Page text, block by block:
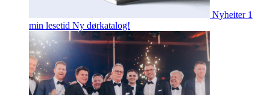
Nyheiter 1
min lesetid Ny dørkatalog!